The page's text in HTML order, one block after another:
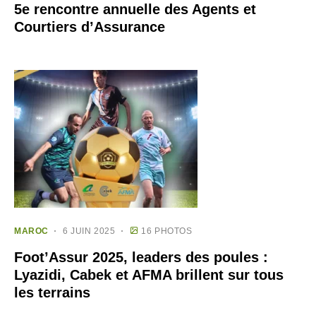
5e rencontre annuelle des Agents et
Courtiers d’Assurance
MAROC 6 JUIN 2025 16 PHOTOS
Foot’Assur 2025, leaders des poules :
Lyazidi, Cabek et AFMA brillent sur tous
les terrains